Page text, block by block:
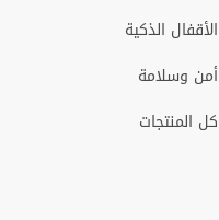
الأقفال الذكية
أمن وسلامة
كل المنتجات